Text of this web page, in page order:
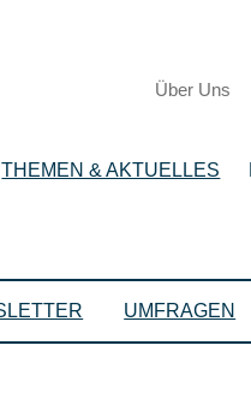
Über Uns
THEMEN & AKTUELLES
UMFRAGEN